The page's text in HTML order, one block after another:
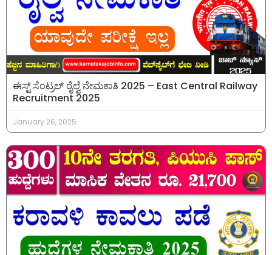
ಈಸ್ಟ್ ಸೆಂಟ್ರಲ್ ರೈಲ್ವೆ ನೇಮಕಾತಿ 2025 – East Central Railway
Recruitment 2025
January 26, 2025